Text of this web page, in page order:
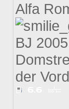
Alfa
BJ
der